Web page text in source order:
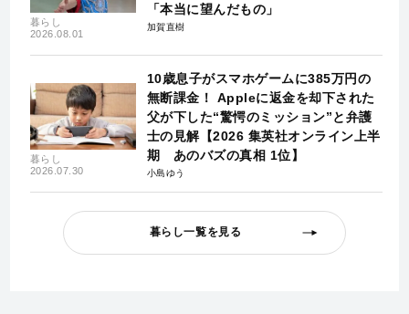
暮らし
2026.08.01
「本当に望んだもの」
加賀直樹
暮らし
2026.07.30
10歳息子がスマホゲームに385万円の
無断課金！ Appleに返金を却下された
父が下した“驚愕のミッション”と弁護
士の見解【2026 集英社オンライン上半
期 あのバズの真相 1位】
小島ゆう
暮らし一覧を見る